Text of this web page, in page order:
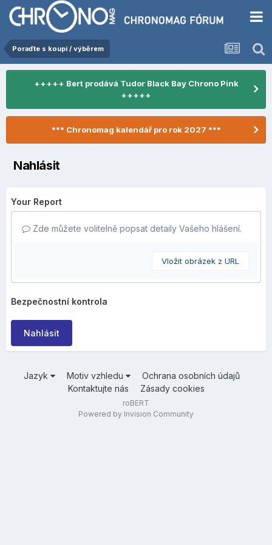
Poraďte s koupí / výběrem
+++++ Bert prodává Tudor Black Bay Chrono Pink
+++++
*** Chronomag kalendář pro rok 2027 ***
Nahlásit
Your Report
Zde můžete volitelně popsat detaily Vašeho hlášení.
Vložit obrázek z URL
Bezpečnostní kontrola
Nahlásit
Jazyk Motiv vzhledu
Ochrana osobních údajů
Kontaktujte nás
Zásady cookies
roBERT
Powered by Invision Community